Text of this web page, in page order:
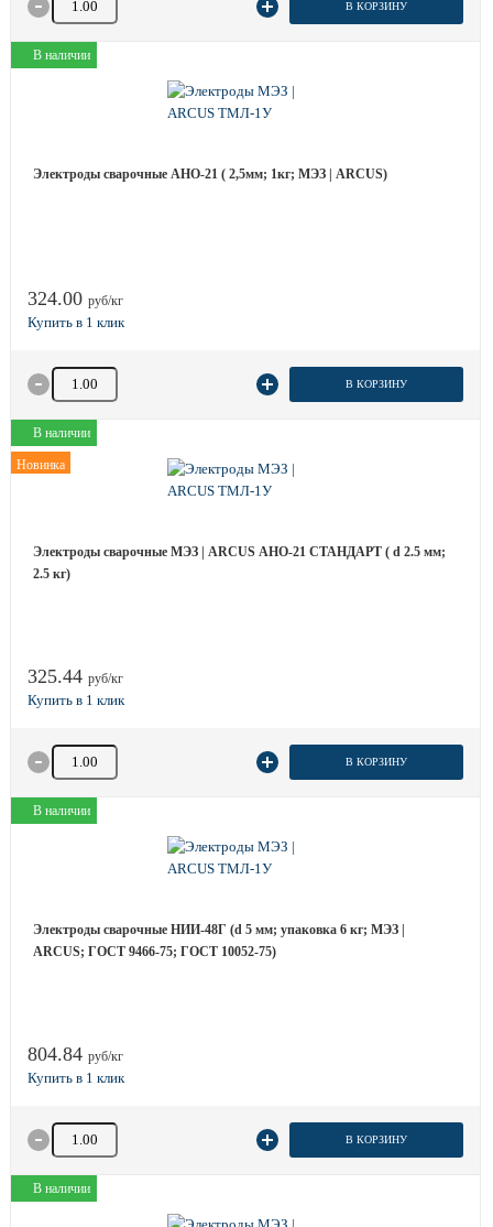
В КОРЗИНУ
В наличии
Электроды сварочные АНО-21 ( 2,5мм; 1кг; МЭЗ | ARCUS)
324.00 руб/кг
Количество товара В КОРЗИНУ
В наличии
Новинка
Электроды сварочные МЭЗ | ARCUS АНО-21 СТАНДАРТ ( d 2.5 мм;
2.5 кг)
325.44 руб/кг
Количество товара В КОРЗИНУ
В наличии
Электроды сварочные НИИ-48Г (d 5 мм; упаковка 6 кг; МЭЗ |
ARCUS; ГОСТ 9466-75; ГОСТ 10052-75)
804.84 руб/кг
Количество товара В КОРЗИНУ
В наличии